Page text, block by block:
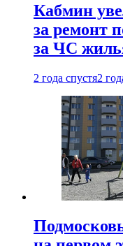
Кабмин
за ремонт
за ЧС
2 года спустя2